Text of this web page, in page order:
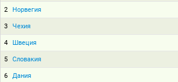
2 Норвегия
3 Чехия
4 Швеция
5 Словакия
6 Дания